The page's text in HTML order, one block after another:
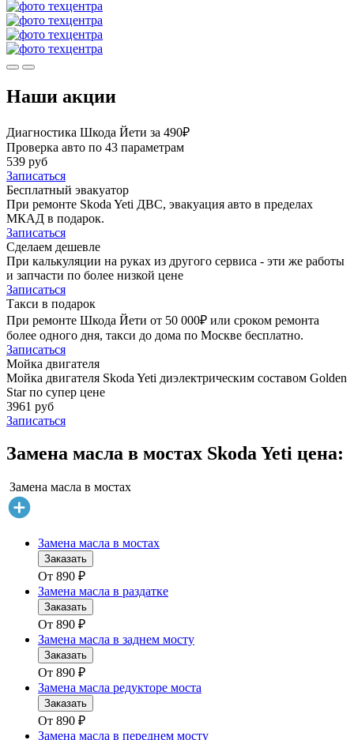
Наши акции
Диагностика Шкода Йети за 490₽
Проверка авто по 43 параметрам
539 руб
Записаться
Бесплатный эвакуатор
При ремонте Skoda Yeti ДВС, эвакуация авто в пределах
МКАД в подарок.
Записаться
Сделаем дешевле
При калькуляции на руках из другого сервиса - эти же работы
и запчасти по более низкой цене
Записаться
Такси в подарок
При ремонте Шкода Йети от 50 000₽ или сроком ремонта
более одного дня, такси до дома по Москве бесплатно.
Записаться
Мойка двигателя
Мойка двигателя Skoda Yeti диэлектрическим составом Golden
Star по супер цене
3961 руб
Записаться
Замена масла в мостах Skoda Yeti цена:
Замена масла в мостах
Замена масла в мостах
Заказать
От 890 ₽
Замена масла в раздатке
Заказать
От 890 ₽
Замена масла в заднем мосту
Заказать
От 890 ₽
Замена масла редукторе моста
Заказать
От 890 ₽
Замена масла в переднем мосту